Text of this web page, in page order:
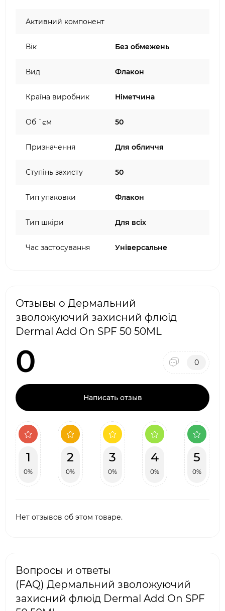
Активний компонент
Вік Без обмежень
Вид Флакон
Країна виробник Німетчина
Об `єм 50
Призначення Для обличчя
Ступінь захисту 50
Тип упаковки Флакон
Тип шкіри Для всіх
Час застосування Універсальне
Отзывы о Дермальний
зволожуючий захисний флюід
Dermal Add On SPF 50 50ML
0 0
Написать отзыв
1
0%
2
0%
3
0%
4
0%
5
0%
Нет отзывов об этом товаре.
Вопросы и ответы
(FAQ) Дермальний зволожуючий
захисний флюід Dermal Add On SPF